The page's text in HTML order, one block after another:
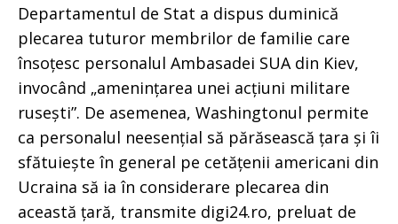
Departamentul de Stat a dispus duminică
plecarea tuturor membrilor de familie care
însoțesc personalul Ambasadei SUA din Kiev,
invocând „amenințarea unei acțiuni militare
rusești”. De asemenea, Washingtonul permite
ca personalul neesențial să părăsească țara și îi
sfătuiește în general pe cetățenii americani din
Ucraina să ia în considerare plecarea din
această țară, transmite digi24.ro, preluat de